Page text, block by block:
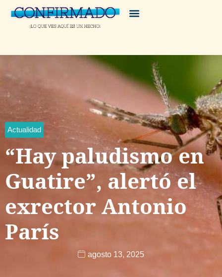
Actualidad
“Hay paludismo en
Guatire”, alertó el
exrector Antonio
París
agosto 13, 2025